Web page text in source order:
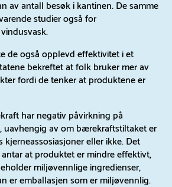
av antall besøk i kantinen. De samme
studier også for
de også opplevd effektivitet i et
bekreftet at folk bruker mer av
fordi de tenker at produktene er
har negativ påvirkning på
av om bærekraftstiltaket er
eller ikke. Det
at produktet er mindre effektivt,
miljøvennlige ingredienser,
er emballasjen som er miljøvennlig.